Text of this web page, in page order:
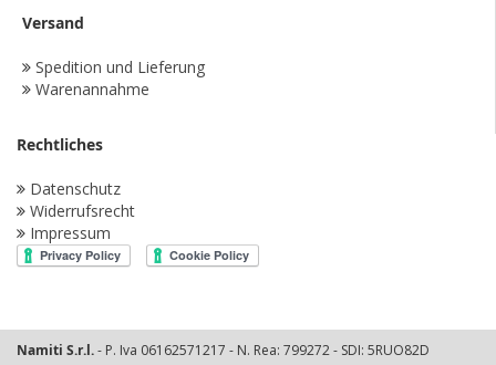
Versand
Spedition und Lieferung
Warenannahme
Rechtliches
Datenschutz
Widerrufsrecht
Impressum
Namiti S.r.l.- P. Iva 06162571217 - N. Rea: 799272 - SDI: 5RUO82D